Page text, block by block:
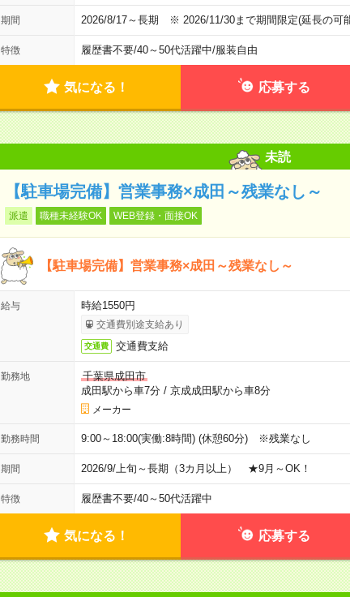
期間 2026/8/17～長期 ※ 2026/11/30まで期間限定(延長の
特徴 履歴書不要/40～50代活躍中/服装自由
気になる！ 応募する
未読
【駐車場完備】営業事務×成田～残業なし～
派遣 職種未経験OK WEB登録・面接OK
【駐車場完備】営業事務×成田～残業なし～
給与 時給1550円
交通費別途支給あり
交通費 交通費支給
勤務地
千葉県成田市
成田駅から車7分/ 京成成田駅から車8分
メーカー
勤務時間 9:00～18:00(実働:8時間) (休憩60分) ※残業なし
期間 2026/9/上旬～長期（3カ月以上） ★9月～OK！
特徴 履歴書不要/40～50代活躍中
気になる！ 応募する